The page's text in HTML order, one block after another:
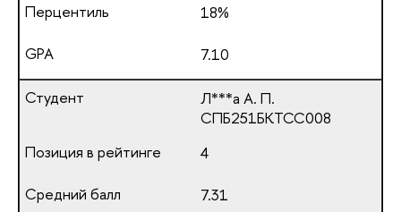
18%
7.10
Л***а А. П.
СПБ251БКТСС008
4
7.31